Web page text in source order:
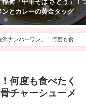
荷「中華そば さとう」！ラ
とカレーの黄金タッグ
浜ナンバーワン」！何度も食べ
何度も食べたく
チャーシューメ